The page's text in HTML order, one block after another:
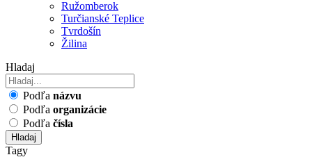
Ružomberok
Turčianské Teplice
Tvrdošín
Žilina
Hladaj
Podľa názvu
Podľa organizácie
Podľa čísla
Hladaj
Tagy